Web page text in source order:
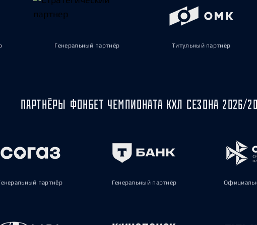
Генеральный партнёр Титульный партнёр
ПАРТНЁРЫ ФОНБЕТ ЧЕМПИОНАТА КХЛ СЕЗОНА 2026/
партнёр Генеральный партнёр